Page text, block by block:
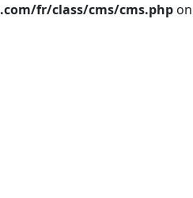
fr/class/cms/cms.php on